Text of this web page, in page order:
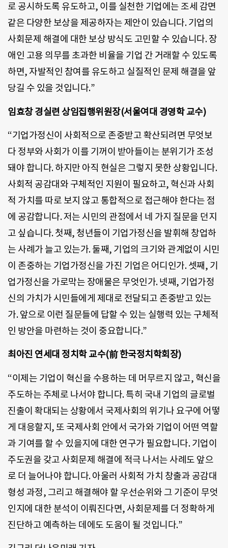
로 공시하도록 유도하고, 이를 실천한 기업에는 조세 감면
같은 다양한 보상을 제공하자는 제안이 있습니다. 기업의
사회문제 해결에 대한 보상 방식도 고민할 수 있습니다. 장
애인 고용 의무를 초과한 비율을 기업 간 거래할 수 있도록
하면, 자발적인 참여를 유도하고 실질적인 문제 해결을 앞
당길 수 있을 것입니다.”
임효창 경실련 상임집행위원장(서울여대 경영학 교수)
“기업가정신이 사회적으로 존중받고 확산되려면 무엇보
다 정부와 사회가 이를 기꺼이 받아들이는 분위기가 조성
돼야 합니다. 하지만 아직 현실은 그렇지 못한 상황입니다.
사회적 공감대와 구체적인 지원이 필요하고, 혁신과 사회
적 가치를 따로 보지 않고 통합적으로 접근해야 한다는 점
에 공감합니다. 저는 시민의 관점에서 네 가지 질문을 던지
고 싶습니다. 첫째, 청년들이 기업가정신을 발휘해 창업하
는 사례가 늘고 있는가. 둘째, 기업의 크기와 관계없이 시민
이 존중하는 기업가정신을 가진 기업은 어디인가. 셋째, 기
업가정신을 가로막는 장애물은 무엇인가. 넷째, 기업가정
신의 가치가 시민들에게 제대로 전달되고 존중받고 있는
가. 앞으로 이런 질문들에 답할 수 있는 실행력 있는 구체적
인 방안을 마련하는 것이 중요합니다.”
최아진 연세대 정치학 교수(前 한국정치학회장)
“이제는 기업이 혁신을 수용하는 데 머무르지 않고, 혁신을
주도하는 주체로 나서야 합니다. 특히 국내 기업의 글로벌
진출이 확대되는 상황에서 국제사회의 위기나 요구에 어떻
게 대응할지, 또 국제사회 안에서 국가와 기업이 어떤 역할
과 기여를 할 수 있을지에 대한 연구가 필요합니다. 기업이
주도권을 갖고 사회문제 해결에 적극 나서는 사례도 앞으
로 더 늘어나야 합니다. 아울러 사회적 가치 창출과 공감대
형성 과정, 그리고 해결해야 할 우선순위와 그 기준이 무엇
인지에 대한 분석이 이뤄진다면, 사회문제를 더 정확하게
진단하고 예측하는 데에도 도움이 될 것입니다.”